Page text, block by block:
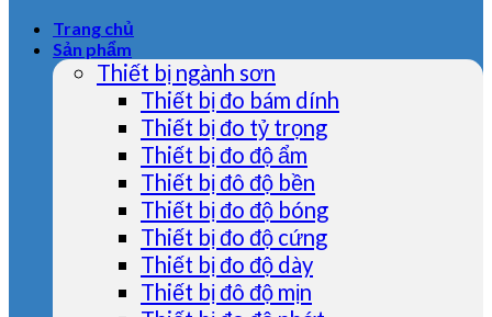
Trang chủ
Sản phẩm
Thiết bị ngành sơn
Thiết bị đo bám dính
Thiết bị đo tỷ trọng
Thiết bị đo độ ẩm
Thiết bị đô độ bền
Thiết bị đo độ bóng
Thiết bị đo độ cứng
Thiết bị đo độ dày
Thiết bị đô độ mịn